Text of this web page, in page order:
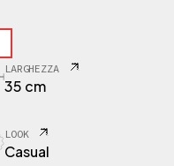
LARGHEZZA
35 cm
LOOK
Casual